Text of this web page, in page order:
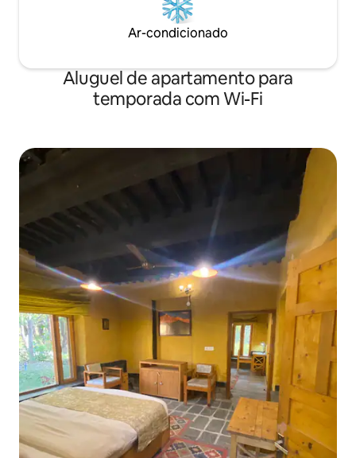
Ar-condicionado
Aluguel de apartamento para
temporada com Wi-Fi